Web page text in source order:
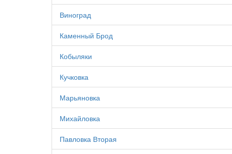
Виноград
Каменный Брод
Кобыляки
Кучковка
Марьяновка
Михайловка
Павловка Вторая